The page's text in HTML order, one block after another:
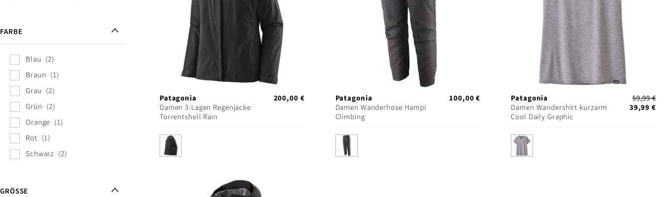
Patagonia
Damen 3-Lagen Regenjacke
Torrentshell Rain
200,00 €
Patagonia
Damen Wanderhose Hampi
Climbing
100,00 €
Patagonia
Damen Wandershirt kurzarm
Cool Daily Graphic
59,99 €
39,99 €
FARBE
Blau
2
Braun
1
Grau
2
Grün
2
Orange
1
Rot
1
Schwarz
2
GRÖSSE